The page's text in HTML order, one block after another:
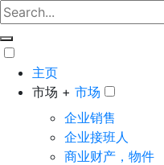
主页
市场 + 市场
企业销售
企业接班人
商业财产，物件